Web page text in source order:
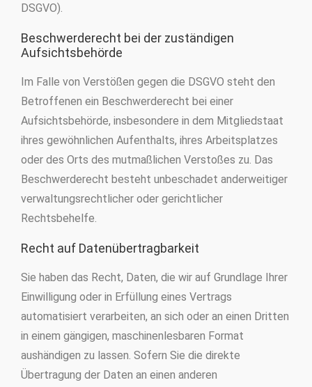
DSGVO).
Beschwerderecht bei der zuständigen
Aufsichtsbehörde
Im Falle von Verstößen gegen die DSGVO steht den
Betroffenen ein Beschwerderecht bei einer
Aufsichtsbehörde, insbesondere in dem Mitgliedstaat
ihres gewöhnlichen Aufenthalts, ihres Arbeitsplatzes
oder des Orts des mutmaßlichen Verstoßes zu. Das
Beschwerderecht besteht unbeschadet anderweitiger
verwaltungsrechtlicher oder gerichtlicher
Rechtsbehelfe.
Recht auf Datenübertragbarkeit
Sie haben das Recht, Daten, die wir auf Grundlage Ihrer
Einwilligung oder in Erfüllung eines Vertrags
automatisiert verarbeiten, an sich oder an einen Dritten
in einem gängigen, maschinenlesbaren Format
aushändigen zu lassen. Sofern Sie die direkte
Übertragung der Daten an einen anderen